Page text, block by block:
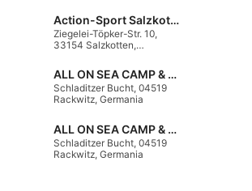
Action-Sport Salzkotten, Tauchcenter
Ziegelei-Töpker-Str. 10,
33154 Salzkotten,
ALL ON SEA CAMP & SPORT RESORT, Schladitzer See
Schladitzer Bucht, 04519
Rackwitz, Germania
ALL ON SEA CAMP & SPORT RESORT, Schladitzer See
Schladitzer Bucht, 04519
Rackwitz, Germania
provenienti da fonti diverse
Utilizzare dati limitati per la selezione dei
contenuti
Caratteristiche speciali IAB:
Utilizzare dati di geolocalizzazione precisi